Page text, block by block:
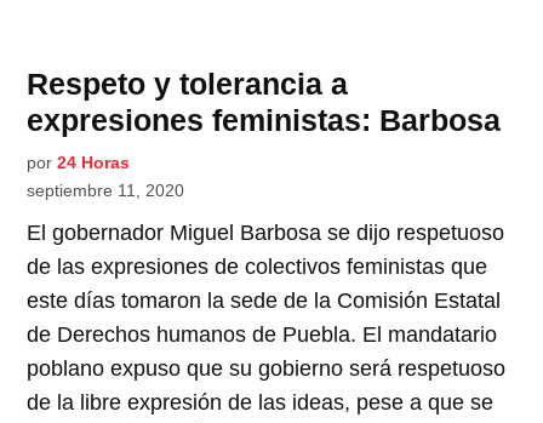
Respeto y tolerancia a
expresiones feministas: Barbosa
por 24 Horas
septiembre 11, 2020
El gobernador Miguel Barbosa se dijo respetuoso
de las expresiones de colectivos feministas que
este días tomaron la sede de la Comisión Estatal
de Derechos humanos de Puebla. El mandatario
poblano expuso que su gobierno será respetuoso
de la libre expresión de las ideas, pese a que se